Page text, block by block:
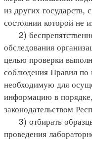
из других государств,
состоянии которой не
2)
обследования
целью проверки
соблюдения Правил по
необходимую для
информацию в
законодательством
3) отбирать
проведения